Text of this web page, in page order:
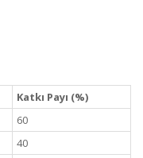
Katkı Payı (%)
60
40